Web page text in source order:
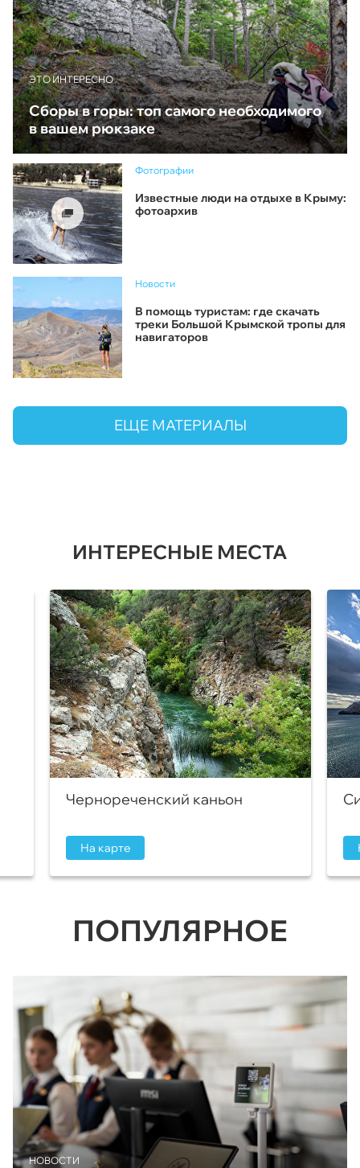
ЭТО ИНТЕРЕСНО
Сборы в горы: топ самого необходимого
в вашем рюкзаке
Фотографии
Известные люди на отдыхе в Крыму:
фотоархив
Новости
В помощь туристам: где скачать
треки Большой Крымской тропы для
навигаторов
ЕЩЕ МАТЕРИАЛЫ
ИНТЕРЕСНЫЕ МЕСТА
Чернореченский каньон
На карте
ПОПУЛЯРНОЕ
НОВОСТИ